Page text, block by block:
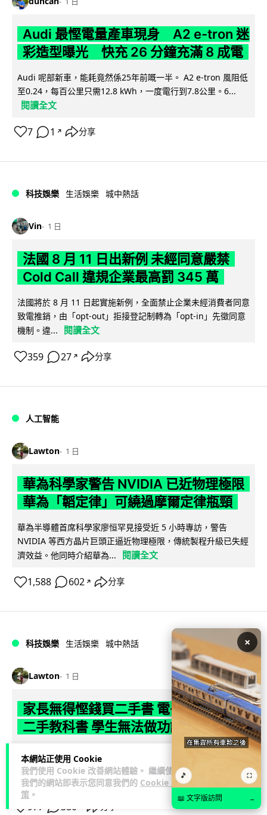
本網站正使用 Cookie
我們使用 Cookie 改善網站體驗。 繼續使用
我們的網站即表示您同意我們的 Cookie 政
策 。
Audi 最慳電量產車現身 A2 e-tron 迷
彩造型曝光 快充 26 分鐘充滿 8 成電
Audi 呢部新車，能耗竟然係25年前嘅一半。 A2 e-tron 風阻低
至0.24，每百公里只需12.8 kWh，一度電行到7.8公里。6...
閱讀全文
7 1 ↗ 分享
科技娛樂 生活娛樂 城中熱話
Vin 1 日
法國 8 月 11 日出新例 未經同意嚴禁
Cold Call 違規企業最高罰 345 萬
法國將於 8 月 11 日起實施新例，全面禁止企業未經消費者同意
致電推銷，由「opt-out」拒接登記制轉為「opt-in」先徵同意
機制。違...
閱讀全文
359 27 ↗ 分享
人工智能
Lawton 1 日
華為科學家警告 NVIDIA 已近物理極限
華為「韜定律」可繞過摩爾定律瓶頸
華為半導體首席科學家廖恒罕見接受近 5 小時專訪，警告
NVIDIA 等西方晶片巨頭正逼近物理極限，傳統製程升級已失經
濟效益。他同時介紹華為...
閱讀全文
1,588 602 ↗ 分享
科技娛樂 生活娛樂 城中熱話
Lawton 1 日
家長無得慳錢買二手書 電子啟動碼鎖死
二手教科書 學生無法做功課
社福界立法會議員陳文宜指，一間中學書單價錢按年加 14.7%
遠超通漲，令家長難以負擔。而且電子教材啟動碼這項設計，
令學生無法完成功課，二手... 閱讀全文
977 380 分享
×
🎵 ⛶
📖 文字版訪問 →